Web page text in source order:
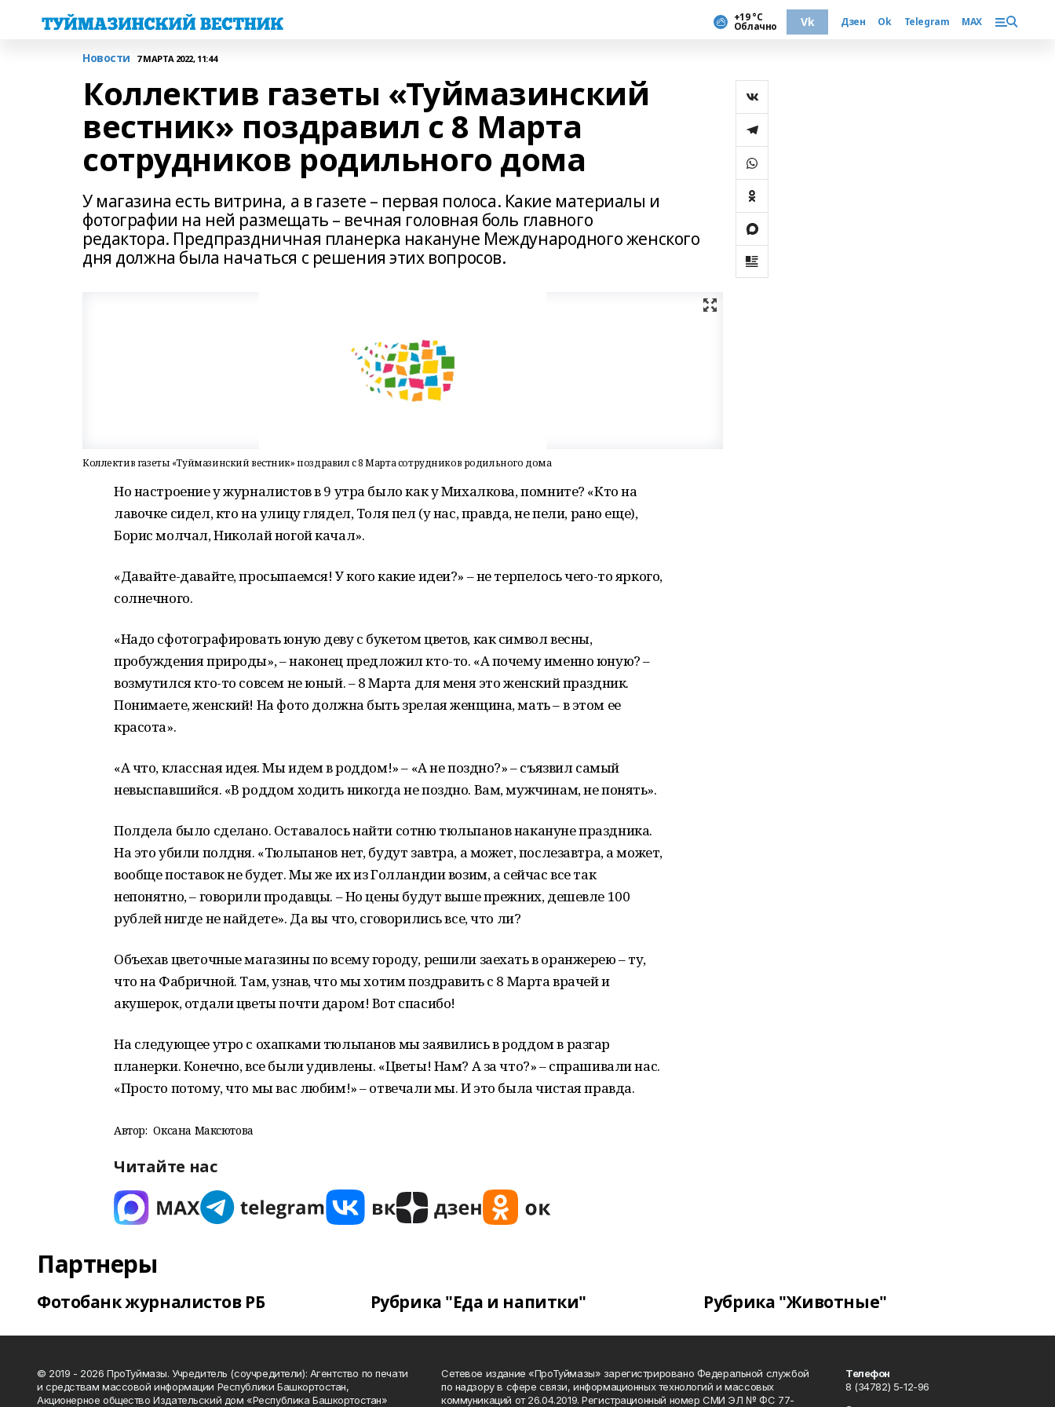
+19 °С
Облачно Vk Дзен Ok Telegram MAX
Новости 7 МАРТА 2022, 11:44
Коллектив газеты «Туймазинский
вестник» поздравил с 8 Марта
сотрудников родильного дома
У магазина есть витрина, а в газете – первая полоса. Какие материалы и
фотографии на ней размещать – вечная головная боль главного
редактора. Предпраздничная планерка накануне Международного женского
дня должна была начаться с решения этих вопросов.
Коллектив газеты «Туймазинский вестник» поздравил с 8 Марта сотрудников родильного дома
Но настроение у журналистов в 9 утра было как у Михалкова, помните? «Кто на
лавочке сидел, кто на улицу глядел, Толя пел (у нас, правда, не пели, рано еще),
Борис молчал, Николай ногой качал».
«Давайте-давайте, просыпаемся! У кого какие идеи?» – не терпелось чего-то яркого,
солнечного.
«Надо сфотографировать юную деву с букетом цветов, как символ весны,
пробуждения природы», – наконец предложил кто-то. «А почему именно юную? –
возмутился кто-то совсем не юный. – 8 Марта для меня это женский праздник.
Понимаете, женский! На фото должна быть зрелая женщина, мать – в этом ее
красота».
«А что, классная идея. Мы идем в роддом!» – «А не поздно?» – съязвил самый
невыспавшийся. «В роддом ходить никогда не поздно. Вам, мужчинам, не понять».
Полдела было сделано. Оставалось найти сотню тюльпанов накануне праздника.
На это убили полдня. «Тюльпанов нет, будут завтра, а может, послезавтра, а может,
вообще поставок не будет. Мы же их из Голландии возим, а сейчас все так
непонятно, – говорили продавцы. – Но цены будут выше прежних, дешевле 100
рублей нигде не найдете». Да вы что, сговорились все, что ли?
Объехав цветочные магазины по всему городу, решили заехать в оранжерею – ту,
что на Фабричной. Там, узнав, что мы хотим поздравить с 8 Марта врачей и
акушерок, отдали цветы почти даром! Вот спасибо!
На следующее утро с охапками тюльпанов мы заявились в роддом в разгар
планерки. Конечно, все были удивлены. «Цветы! Нам? А за что?» – спрашивали нас.
«Просто потому, что мы вас любим!» – отвечали мы. И это была чистая правда.
Автор: Оксана Максютова
Читайте нас
Партнеры
Фотобанк журналистов РБ Рубрика "Еда и напитки" Рубрика "Животные"
© 2019 - 2026 ПроТуймазы. Учредитель (соучредители): Агентство по печати
и средствам массовой информации Республики Башкортостан,
Акционерное общество Издательский дом «Республика Башкортостан»
Сетевое издание «ПроТуймазы» зарегистрировано Федеральной службой
по надзору в сфере связи, информационных технологий и массовых
коммуникаций от 26.04.2019. Регистрационный номер СМИ ЭЛ № ФС 77-
Телефон
8 (34782) 5-12-96